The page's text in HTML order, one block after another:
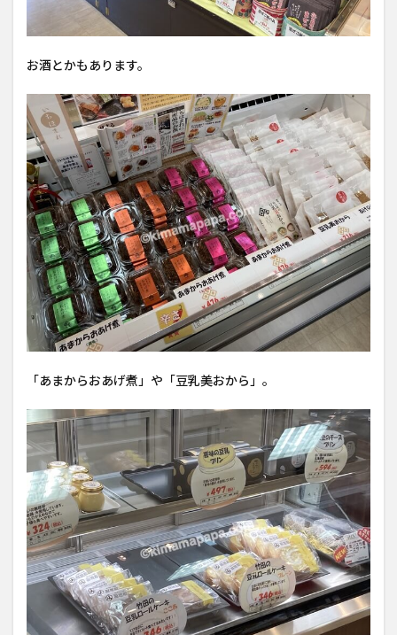
お酒とかもあります。
「あまからおあげ煮」や「豆乳美おから」。